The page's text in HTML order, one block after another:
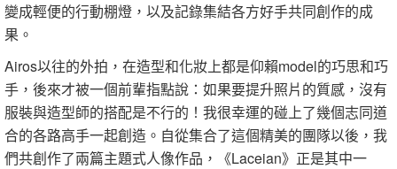
變成輕便的行動棚燈，以及記錄集結各方好手共同創作的成
果。
Airos以往的外拍，在造型和化妝上都是仰賴model的巧思和巧
手，後來才被一個前輩指點說：如果要提升照片的質感，沒有
服裝與造型師的搭配是不行的！我很幸運的碰上了幾個志同道
合的各路高手一起創造。自從集合了這個精美的團隊以後，我
們共創作了兩篇主題式人像作品，《Laceian》正是其中一